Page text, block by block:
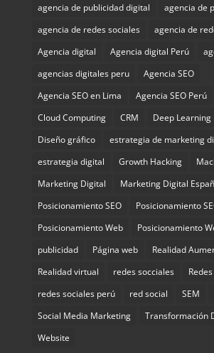
agencia de publicidad digital
agencia de
agencia de redes sociales
agencia de
Agencia digital
Agencia digital Perú
agencias digitales peru
Agencia SEO
Agencia SEO en Lima
Agencia SEO Perú
Cloud Computing
CRM Deep Learning
Diseño gráfico
estrategia de marketing
estrategia digital
Growth Hacking
Marketing Digital
Marketing Digital
Posicionamiento SEO
Posicionamiento
Posicionamiento Web
Posicionamiento
publicidad
Página web
Realidad
Realidad virtual
redes socciales
redes sociales perú
red social SEM
Social Media Marketing
Transformación
Website